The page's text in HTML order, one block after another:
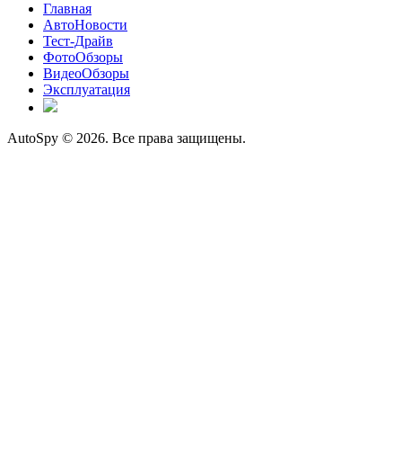
Главная
АвтоНовости
Тест-Драйв
ФотоОбзоры
ВидеоОбзоры
Эксплуатация
AutoSpy © 2026. Все права защищены.